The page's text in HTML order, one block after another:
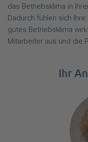
das Betriebsklima in
Dadurch fühlen sich
gutes Betriebsklima
Mitarbeiter aus und die
Ihr